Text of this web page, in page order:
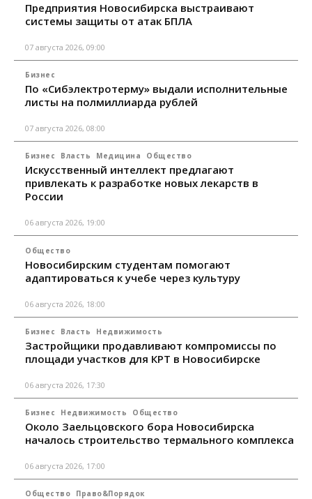
Предприятия Новосибирска выстраивают
системы защиты от атак БПЛА
07 августа 2026, 09:00
Бизнес
По «Сибэлектротерму» выдали исполнительные
листы на полмиллиарда рублей
07 августа 2026, 08:00
Бизнес Власть Медицина Общество
Искусственный интеллект предлагают
привлекать к разработке новых лекарств в
России
06 августа 2026, 19:00
Общество
Новосибирским студентам помогают
адаптироваться к учебе через культуру
06 августа 2026, 18:00
Бизнес Власть Недвижимость
Застройщики продавливают компромиссы по
площади участков для КРТ в Новосибирске
06 августа 2026, 17:30
Бизнес Недвижимость Общество
Около Заельцовского бора Новосибирска
началось строительство термального комплекса
06 августа 2026, 17:00
Общество Право&Порядок